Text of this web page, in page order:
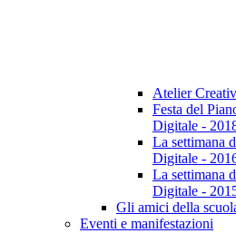
Atelier
Festa del
Digitale -
La settimana
Digitale -
La settimana
Digitale -
Gli amici della
Eventi e manifestazioni